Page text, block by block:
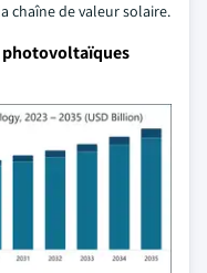
chaîne de valeur solaire.